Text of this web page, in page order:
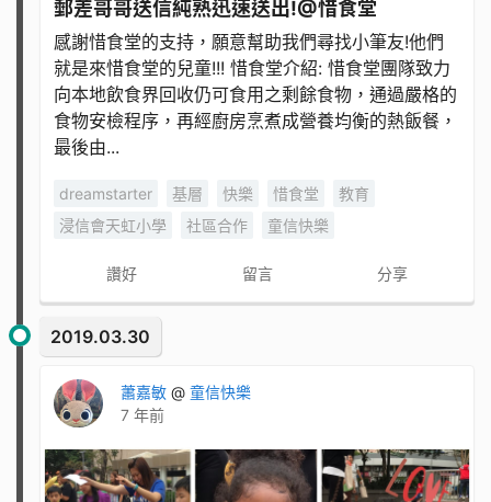
郵差哥哥送信純熟迅速送出!@惜食堂
感謝惜食堂的支持，願意幫助我們尋找小筆友!他們
就是來惜食堂的兒童!!! 惜食堂介紹: 惜食堂團隊致力
向本地飲食界回收仍可食用之剩餘食物，通過嚴格的
食物安檢程序，再經廚房烹煮成營養均衡的熱飯餐，
最後由...
dreamstarter 基層 快樂 惜食堂
教育
浸信會天虹小學
社區合作 童信快樂
讚好 留言 分享
2019.03.30
蕭嘉敏 @ 童信快樂
7 年前